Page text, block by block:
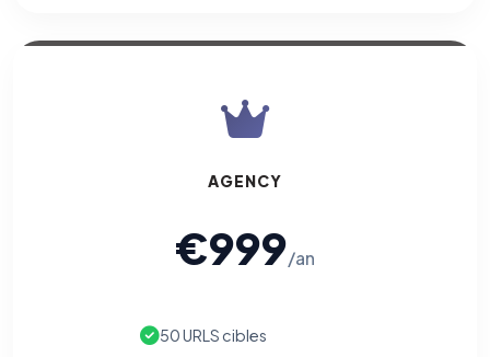
AGENCY
€999/an
50 URLS cibles
pixels 2026 / FAQ juillet 2026).
Ce suivi n'est pas géré par ce
(cadre distinct du site web). Pour vous y
lien dédié en pied de chaque courriel
contact@logicielreferencement.com
(section Traceurs dans les Courriels).